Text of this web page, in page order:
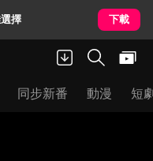
擇 下載
同步新番 動漫 短